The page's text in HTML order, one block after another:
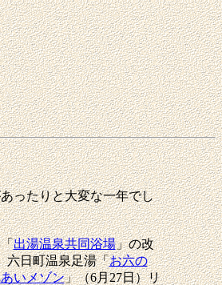
ったりと大変な一年でし
出湯温泉共同浴場」の改
六日町温泉足湯「お六の
いメゾン」（6月27日）リ